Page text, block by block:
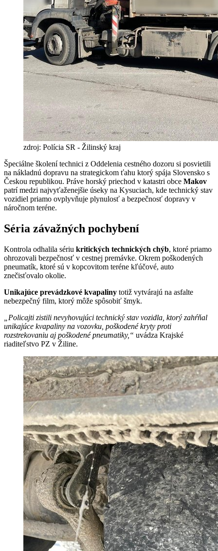
zdroj: Polícia SR - Žilinský kraj
Špeciálne školení technici z Oddelenia cestného dozoru si posvietili
na nákladnú dopravu na strategickom ťahu ktorý spája Slovensko s
Českou republikou. Práve horský priechod v katastri obce Makov
patrí medzi najvyťaženejšie úseky na Kysuciach, kde technický stav
vozidiel priamo ovplyvňuje plynulosť a bezpečnosť dopravy v
náročnom teréne.
Séria závažných pochybení
Kontrola odhalila sériu kritických technických chýb, ktoré priamo
ohrozovali bezpečnosť v cestnej premávke. Okrem poškodených
pneumatík, ktoré sú v kopcovitom teréne kľúčové, auto
znečisťovalo okolie.
Unikajúce prevádzkové kvapaliny totiž vytvárajú na asfalte
nebezpečný film, ktorý môže spôsobiť šmyk.
„Policajti zistili nevyhovujúci technický stav vozidla, ktorý zahŕňal
unikajúce kvapaliny na vozovku, poškodené kryty proti
rozstrekovaniu aj poškodené pneumatiky,“ uvádza Krajské
riaditeľstvo PZ v Žiline.